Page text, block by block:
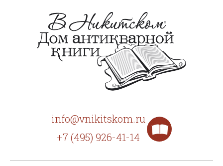
info@vnikitskom.ru
+7 (495) 926-41-14